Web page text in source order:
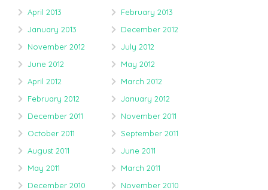
April 2013
February 2013
January 2013
December 2012
November 2012
July 2012
June 2012
May 2012
April 2012
March 2012
February 2012
January 2012
December 2011
November 2011
October 2011
September 2011
August 2011
June 2011
May 2011
March 2011
December 2010
November 2010